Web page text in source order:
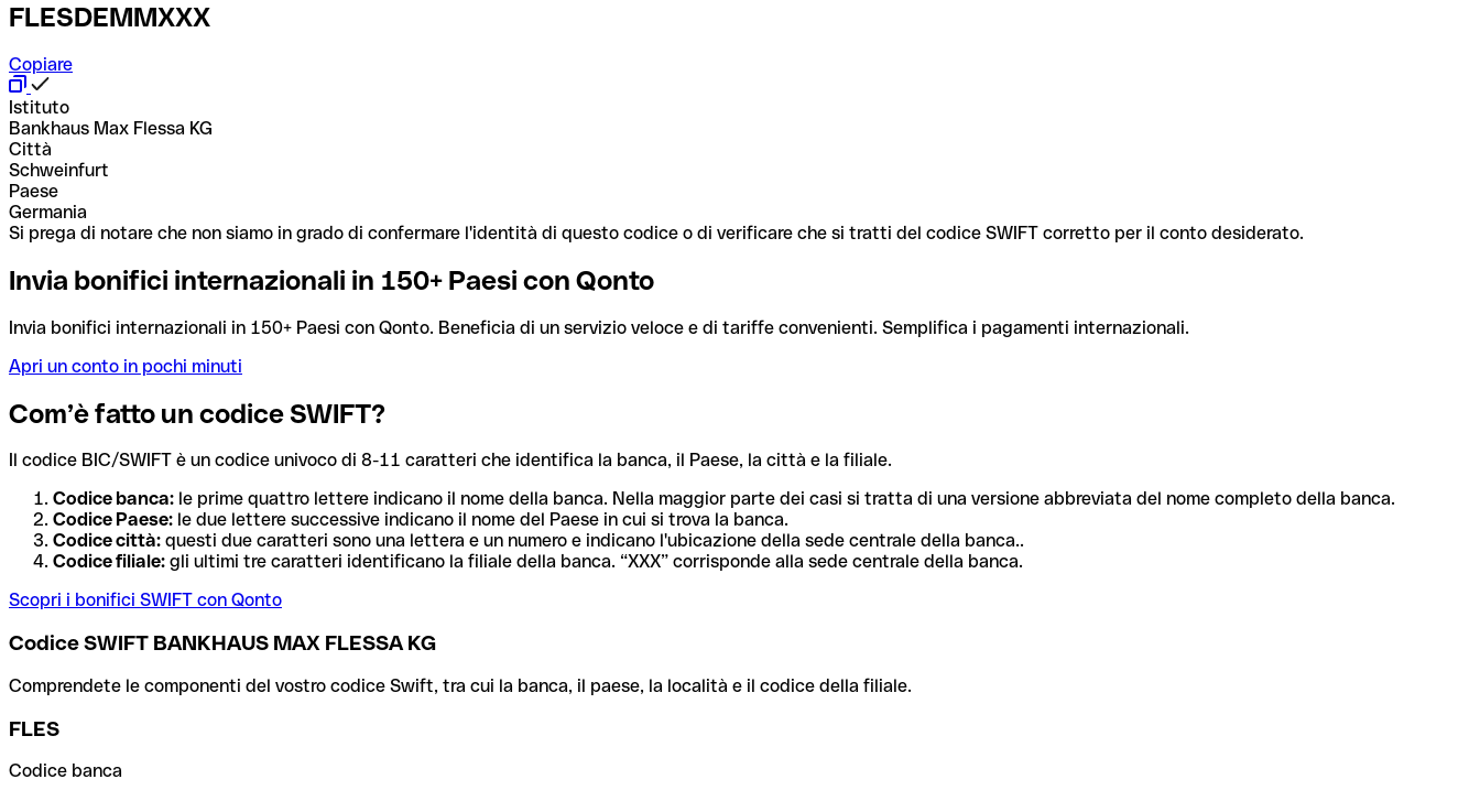
FLESDEMMXXX
Copiare
Istituto
Bankhaus Max Flessa KG
Città
Schweinfurt
Paese
Germania
Si prega di notare che non siamo in grado di confermare l'identità di questo codice o di verificare che si tratti del codice SWIFT corretto per il conto desiderato.
Invia bonifici internazionali in 150+ Paesi con Qonto
Invia bonifici internazionali in 150+ Paesi con Qonto. Beneficia di un servizio veloce e di tariffe convenienti. Semplifica i pagamenti internazionali.
Apri un conto in pochi minuti
Com’è fatto un codice SWIFT?
Il codice BIC/SWIFT è un codice univoco di 8-11 caratteri che identifica la banca, il Paese, la città e la filiale.
Codice banca: le prime quattro lettere indicano il nome della banca. Nella maggior parte dei casi si tratta di una versione abbreviata del nome completo della banca.
Codice Paese: le due lettere successive indicano il nome del Paese in cui si trova la banca.
Codice città: questi due caratteri sono una lettera e un numero e indicano l'ubicazione della sede centrale della banca..
Codice filiale: gli ultimi tre caratteri identificano la filiale della banca. “XXX” corrisponde alla sede centrale della banca.
Scopri i bonifici SWIFT con Qonto
Codice SWIFT BANKHAUS MAX FLESSA KG
Comprendete le componenti del vostro codice Swift, tra cui la banca, il paese, la località e il codice della filiale.
FLES
Codice banca